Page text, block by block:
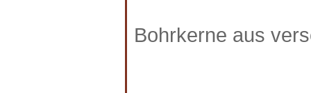
Bohrkerne aus